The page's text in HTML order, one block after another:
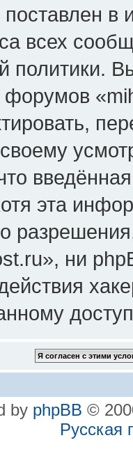
в
всех
политики.
эта
ни
by phpBB ©
Русская